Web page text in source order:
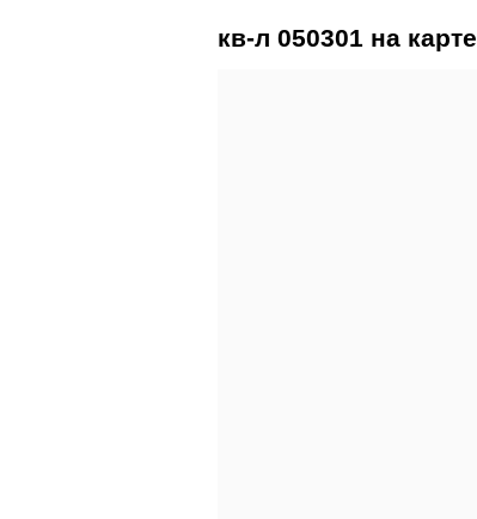
кв-л 050301 на карте